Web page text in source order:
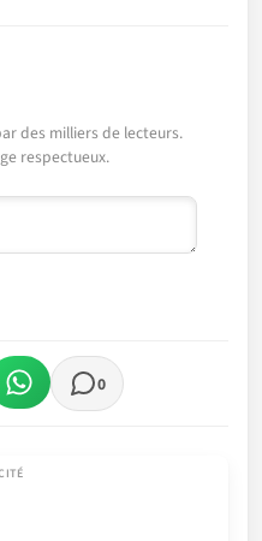
des milliers de lecteurs.
respectueux.
0